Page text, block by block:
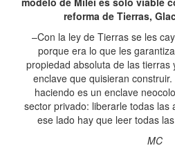
reforma de Tierras,
–Con la ley de Tierras se les
porque era lo que les
propiedad absoluta de las
enclave que quisieran
haciendo es un enclave
sector privado: liberarle todas las
ese lado hay que leer todas
MC